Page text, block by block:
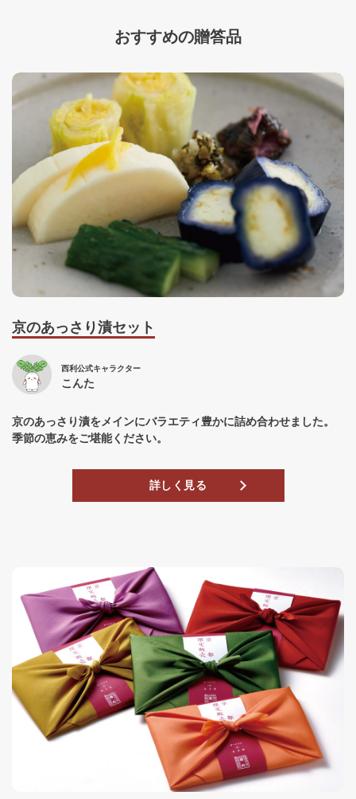
おすすめの贈答品
京のあっさり漬セット
西利公式キャラクター
こんた
京のあっさり漬をメインにバラエティ豊かに詰め合わせました。
季節の恵みをご堪能ください。
詳しく見る